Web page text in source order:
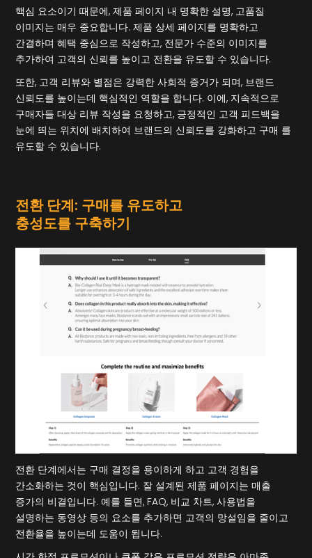
핵심 요소이기 때문에, 제품 페이지 내 명확한 설명, 고품질
이미지는 매우 중요합니다. 제품 상세 페이지를 명확하고
간결하며 혜택 중심으로 작성하고, 전문가 수준의 이미지를
추가하여 고객의 신뢰를 높이고 전환을 유도할 수 있습니다.
또한, 고객 리뷰와 별점은 강력한 사회적 증거가 되며, 브랜드
신뢰도를 높이는데 핵심적인 역할을 합니다. 이에, 지속적으로
구매자들 대상 리뷰 작성을 요청하고, 긍정적인 고객 피드백을
눈에 띄는 위치에 배치하여 브랜드의 신뢰도를 강화하고 구매 를
유도할 수 있습니다.
전환 단계: 구매를 유도하고
충성도를 구축하기
전환 단계에서는 구매 결정을 용이하게 하고 고객 경험을
간소화하는 것이 핵심입니다. 잘 설계된 제품 페이지는 매출
증가의 비결입니다. 예를 들면, FAQ, 비교 차트, 사용법을
설명하는 동영상 등의 요소를 추가하면 고객의 망설임을 줄이고
전환율을 높이는데 도움이 됩니다.